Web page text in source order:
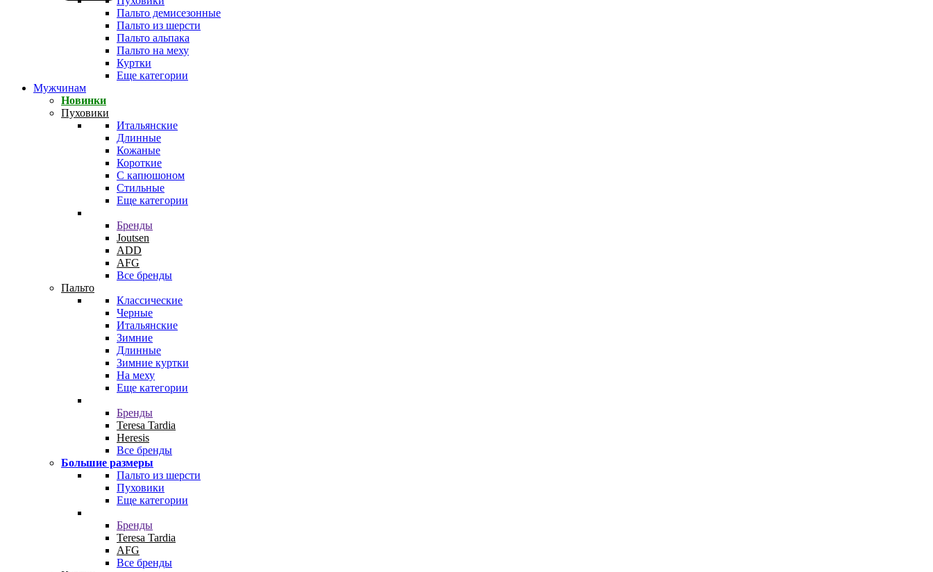
Пальто демисезонные
Пальто из шерсти
Пальто альпака
Пальто на меху
Куртки
Еще категории
Мужчинам
Новинки
Пуховики
Итальянские
Длинные
Кожаные
Короткие
С капюшоном
Стильные
Еще категории
Бренды
Joutsen
ADD
AFG
Все бренды
Пальто
Классические
Черные
Итальянские
Зимние
Длинные
Зимние куртки
На меху
Еще категории
Бренды
Teresa Tardia
Heresis
Все бренды
Большие размеры
Пальто из шерсти
Пуховики
Еще категории
Бренды
Teresa Tardia
AFG
Все бренды